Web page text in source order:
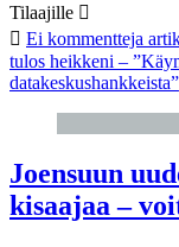
Tilaajille
Ei kommentteja
tulos heikkeni –
datakeskushankkeista”
Joensuun
kisaajaa –